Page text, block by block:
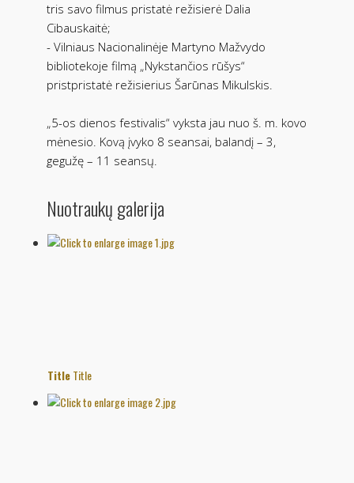
tris savo filmus pristatė režisierė Dalia
Cibauskaitė;
- Vilniaus Nacionalinėje Martyno Mažvydo
bibliotekoje filmą „Nykstančios rūšys“
pristpristatė režisierius Šarūnas Mikulskis.
„5-os dienos festivalis“ vyksta jau nuo š. m. kovo
mėnesio. Kovą įvyko 8 seansai, balandį – 3,
gegužę – 11 seansų.
Nuotraukų galerija
TitleTitle